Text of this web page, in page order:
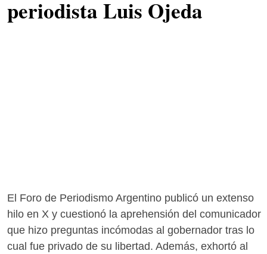
periodista Luis Ojeda
El Foro de Periodismo Argentino publicó un extenso
hilo en X y cuestionó la aprehensión del comunicador
que hizo preguntas incómodas al gobernador tras lo
cual fue privado de su libertad. Además, exhortó al